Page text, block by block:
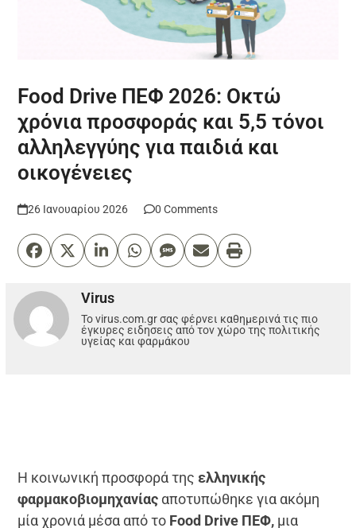
Food Drive ΠΕΦ 2026: Οκτώ
χρόνια προσφοράς και 5,5 τόνοι
αλληλεγγύης για παιδιά και
οικογένειες
26 Ιανουαρίου 2026 0 Comments
Virus
Το virus.com.gr σας φέρνει καθημερινά τις πιο
έγκυρες ειδησεις από τον χώρο της πολιτικής
υγείας και φαρμάκου
Η κοινωνική προσφορά της ελληνικής
φαρμακοβιομηχανίας αποτυπώθηκε για ακόμη
μία χρονιά μέσα από το Food Drive ΠΕΦ, μια